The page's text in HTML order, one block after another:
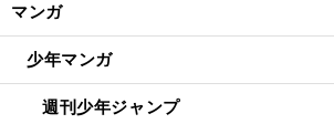
マンガ
少年マンガ
週刊少年ジャンプ